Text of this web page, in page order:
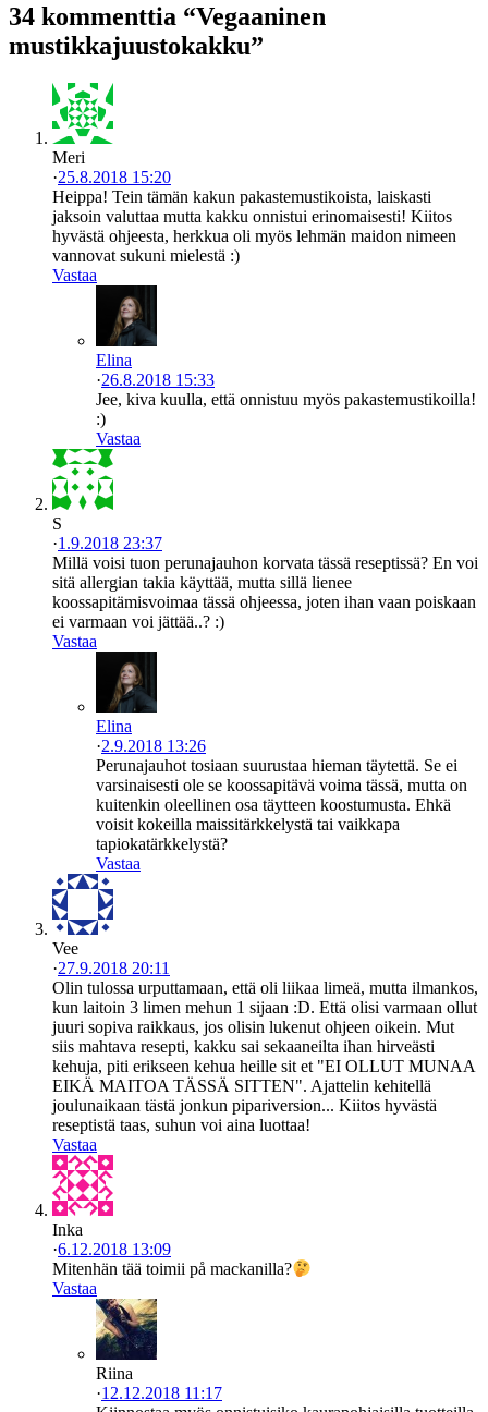
34 kommenttia “Vegaaninen
mustikkajuustokakku”
Meri
·25.8.2018 15:20
Heippa! Tein tämän kakun pakastemustikoista, laiskasti
jaksoin valuttaa mutta kakku onnistui erinomaisesti! Kiitos
hyvästä ohjeesta, herkkua oli myös lehmän maidon nimeen
vannovat sukuni mielestä :)
Vastaa
Elina
·26.8.2018 15:33
Jee, kiva kuulla, että onnistuu myös pakastemustikoilla!
:)
Vastaa
S
·1.9.2018 23:37
Millä voisi tuon perunajauhon korvata tässä reseptissä? En voi
sitä allergian takia käyttää, mutta sillä lienee
koossapitämisvoimaa tässä ohjeessa, joten ihan vaan poiskaan
ei varmaan voi jättää..? :)
Vastaa
Elina
·2.9.2018 13:26
Perunajauhot tosiaan suurustaa hieman täytettä. Se ei
varsinaisesti ole se koossapitävä voima tässä, mutta on
kuitenkin oleellinen osa täytteen koostumusta. Ehkä
voisit kokeilla maissitärkkelystä tai vaikkapa
tapiokatärkkelystä?
Vastaa
Vee
·27.9.2018 20:11
Olin tulossa urputtamaan, että oli liikaa limeä, mutta ilmankos,
kun laitoin 3 limen mehun 1 sijaan :D. Että olisi varmaan ollut
juuri sopiva raikkaus, jos olisin lukenut ohjeen oikein. Mut
siis mahtava resepti, kakku sai sekaaneilta ihan hirveästi
kehuja, piti erikseen kehua heille sit et "EI OLLUT MUNAA
EIKÄ MAITOA TÄSSÄ SITTEN". Ajattelin kehitellä
joulunaikaan tästä jonkun pipariversion... Kiitos hyvästä
reseptistä taas, suhun voi aina luottaa!
Vastaa
Inka
·6.12.2018 13:09
Mitenhän tää toimii på mackanilla?
Vastaa
Riina
·12.12.2018 11:17